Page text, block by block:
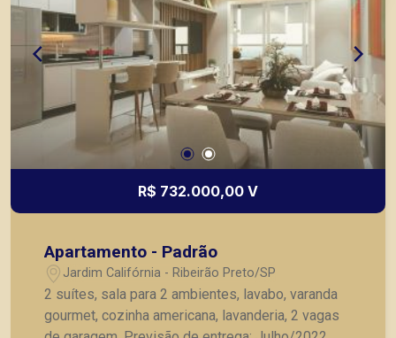
R$ 732.000,00 V
Apartamento - Padrão
Jardim Califórnia - Ribeirão Preto/SP
2 suítes, sala para 2 ambientes, lavabo, varanda
gourmet, cozinha americana, lavanderia, 2 vagas